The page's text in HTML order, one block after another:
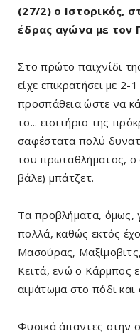
(27/2) ο Ιστορικός,
έδρας αγώνα με τον
Στο πρώτο παιχνίδι
είχε επικρατήσει με 2-
προσπάθεια ώστε να
το... εισιτήριο της
σαφέστατα πολύ
του πρωταθλήματος, ο
βάλε) μπάτζετ.
Τα προβλήματα, όμως,
πολλά, καθώς εκτός
Μασούρας,
Κεϊτά, ενώ ο Κάρμπος
αιμάτωμα στο πόδι και
Φυσικά άπαντες στην